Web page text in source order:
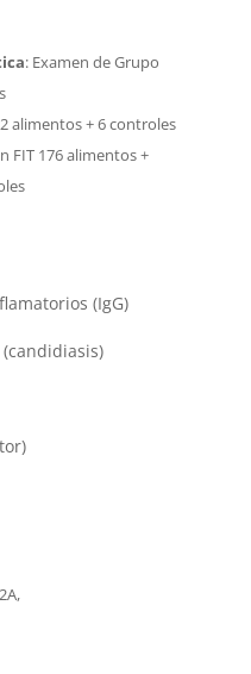
:Examen de Grupo
alimentos + 6 controles
FIT 176 alimentos +
(IgG)
,